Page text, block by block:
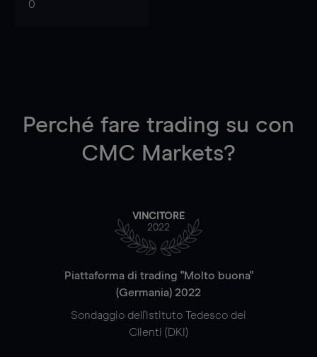
0
Perché fare trading su con
CMC Markets?
VINCITORE
2022
Piattaforma di trading "Molto buona"
(Germania) 2022
Sondaggio dell'Istituto Tedesco dei
Clienti (DKI)